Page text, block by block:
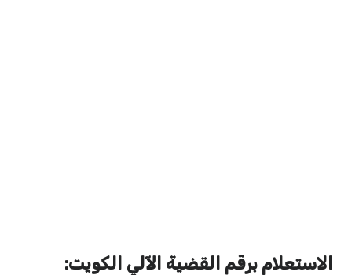
الاستعلام برقم القضية الآلي الكويت: